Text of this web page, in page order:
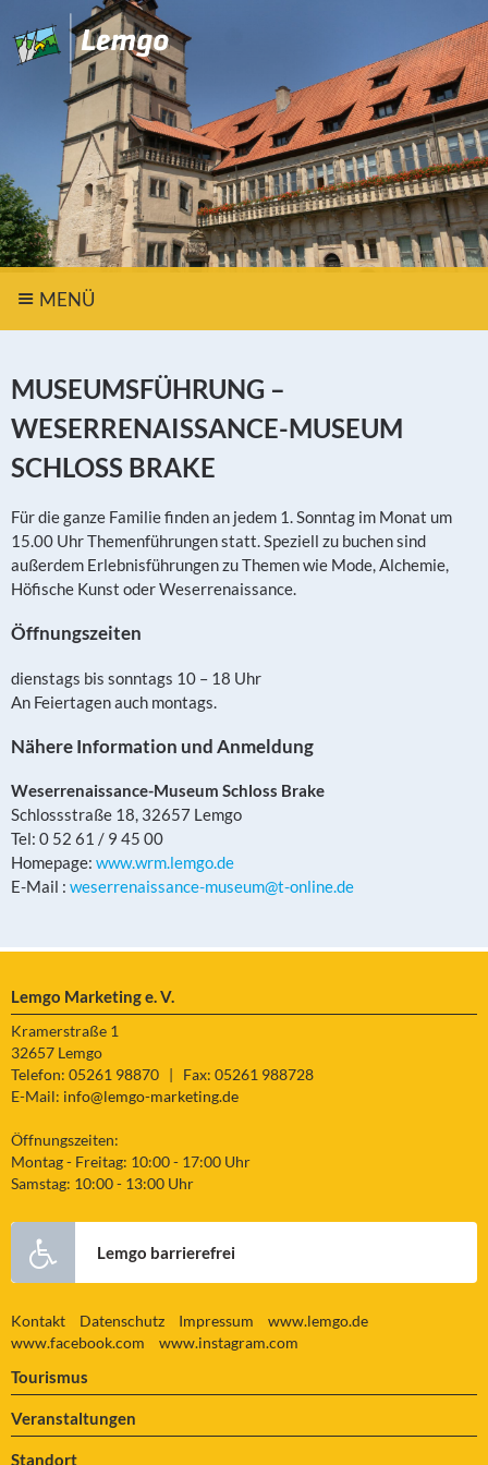
MENÜ
MUSEUMSFÜHRUNG –
WESERRENAISSANCE-MUSEUM
SCHLOSS BRAKE
Für die ganze Familie finden an jedem 1. Sonntag im Monat um
15.00 Uhr Themenführungen statt. Speziell zu buchen sind
außerdem Erlebnisführungen zu Themen wie Mode, Alchemie,
Höfische Kunst oder Weserrenaissance.
Öffnungszeiten
dienstags bis sonntags 10 – 18 Uhr
An Feiertagen auch montags.
Nähere Information und Anmeldung
Weserrenaissance-Museum Schloss Brake
Schlossstraße 18, 32657 Lemgo
Tel: 0 52 61 / 9 45 00
Homepage: www.wrm.lemgo.de
E-Mail : weserrenaissance-museum@t-online.de
Lemgo Marketing e. V.
Kramerstraße 1
32657 Lemgo
Telefon: 05261 98870
Fax: 05261 988728
E-Mail: info@lemgo-marketing.de
Öffnungszeiten:
Montag - Freitag: 10:00 - 17:00 Uhr
Samstag: 10:00 - 13:00 Uhr
Lemgo barrierefrei
Kontakt Datenschutz Impressum
www.lemgo.de
www.facebook.com
www.instagram.com
Tourismus
Veranstaltungen
Standort